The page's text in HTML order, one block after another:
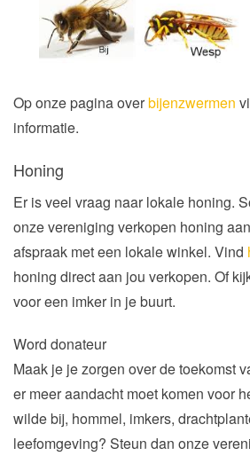
Op onze pagina overbijenzwermen
informatie.
Honing
Er is veel vraag naar lokale honing.
onze vereniging verkopen honing
afspraak met een lokale winkel. Vind
honing direct aan jou verkopen. Of
voor een imker in je buurt.
Word donateur
Maak je je zorgen over de toekomst
er meer aandacht moet komen voor
wilde bij, hommel, imkers,
leefomgeving? Steun dan onze